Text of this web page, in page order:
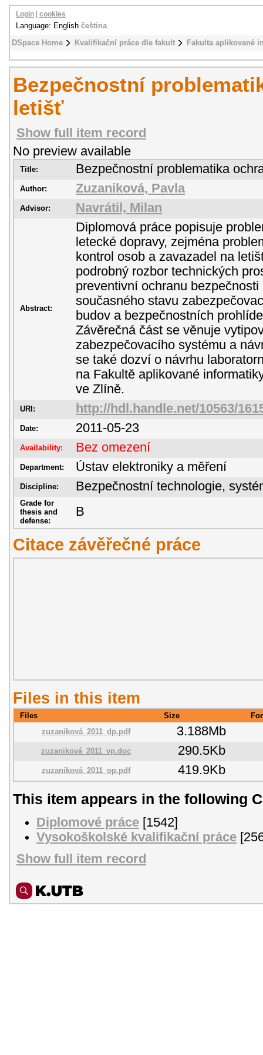
DSpace Home Kvalifikační práce dle fakult Fakulta aplikované
Login cookies
Language: English čeština
Bezpečnostní
letišť
Show full item record
No preview available
Title: Bezpečnostní problematika
Author: Zuzaniková, Pavla
Advisor: Navrátil, Milan
Abstract:
Diplomová práce popisuje
letecké dopravy, zejména
kontrol osob a zavazadel na
podrobný rozbor technických
preventivní ochranu
současného stavu
budov a bezpečnostních
Závěrečná část se věnuje
zabezpečovacího systému a
se také dozví o návrhu
na Fakultě aplikované
ve Zlíně.
URI: http://hdl.handle.net/10563/
Date: 2011-05-23
Availability: Bez omezení
Department: Ústav elektroniky a měření
Discipline: Bezpečnostní technologie,
Grade for
thesis and
defense:
B
Citace závěřečné práce
Files in this item
Files Size
zuzaniková_2011_dp.pdf
3.188Mb
zuzaniková_2011_vp.doc 290.5Kb
zuzaniková_2011_op.pdf 419.9Kb
This item appears in the following
Diplomové práce [1542]
Vysokoškolské kvalifikační práce
Show full item record